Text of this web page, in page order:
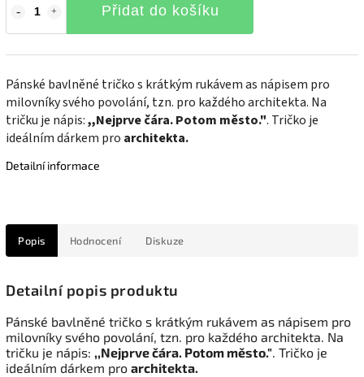
Přidat do košíku
Pánské bavlněné tričko s krátkým rukávem as nápisem pro
milovníky svého povolání, tzn. pro každého architekta. Na
tričku je nápis:,,Nejprve čára. Potom město.". Tričko je
ideálním dárkem pro architekta.
Detailní informace
Popis Hodnocení Diskuze
Detailní popis produktu
Pánské bavlněné tričko s krátkým rukávem as nápisem pro
milovníky svého povolání, tzn. pro každého architekta. Na
tričku je nápis: ,,Nejprve čára. Potom město.". Tričko je
ideálním dárkem pro architekta.